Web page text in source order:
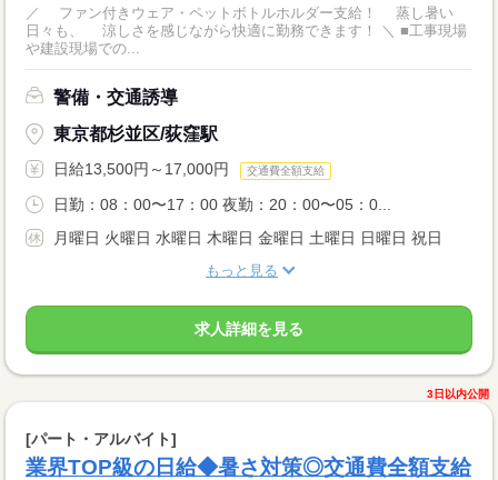
／ ファン付きウェア・ペットボトルホルダー支給！ 蒸し暑い
日々も、 涼しさを感じながら快適に勤務できます！ ＼ ■工事現場
や建設現場での...
警備・交通誘導
東京都杉並区/荻窪駅
日給13,500円～17,000円 交通費全額支給
日勤：08：00〜17：00 夜勤：20：00〜05：0...
月曜日 火曜日 水曜日 木曜日 金曜日 土曜日 日曜日 祝日
もっと見る
求人詳細を見る
3日以内公開
[パート・アルバイト]
業界TOP級の日給◆暑さ対策◎交通費全額支給